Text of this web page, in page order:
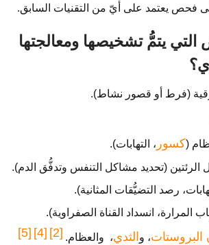
فحص يعتمد على أيّ من التقنيات السابق.
التي يتمُّ تشخيصها ومعالجتها
كسور ، التهابات).
، والثدي، والعظام. [2]
[4]
[5]